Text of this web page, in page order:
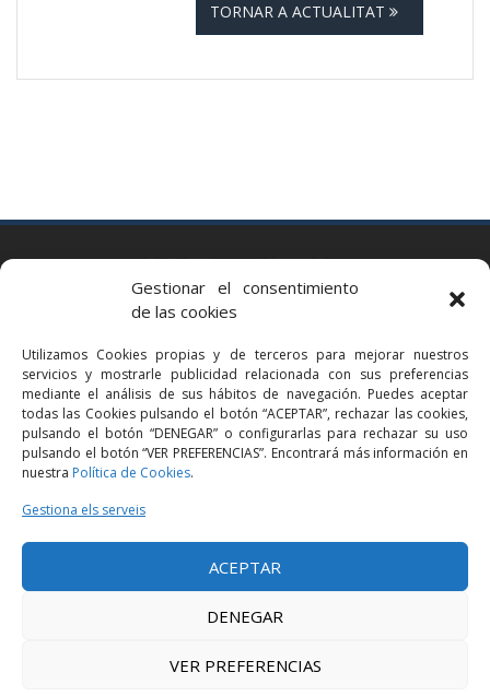
Gestionar el consentimiento
de las cookies
Utilizamos Cookies propias y de terceros para mejorar nuestros
servicios y mostrarle publicidad relacionada con sus preferencias
mediante el análisis de sus hábitos de navegación. Puedes aceptar
todas las Cookies pulsando el botón “ACEPTAR”, rechazar las cookies,
pulsando el botón “DENEGAR” o configurarlas para rechazar su uso
pulsando el botón “VER PREFERENCIAS”. Encontrará más información en
nuestra Política de Cookies.
Gestiona els serveis
ACEPTAR
DENEGAR
VER PREFERENCIAS
TORNAR A ACTUALITAT
Via Augusta 2 bis, 3º, 08006 Barcelona
bcn@bellavistalegal.eu
GRANOLLERS
C/ Sant Jaume, 16 1r, 08401 Granollers (Bcn)
+34 93 860 39 60
grn@bellavistalegal.eu
MADRID
C/ Serrano 114, 2º izq. 28006 Madrid.
+34 91 431 98 21 | +34 91 431 98 95
mad@bellavistalegal.eu
© 2016 Bellavista Legal - Tots els drets reservats -